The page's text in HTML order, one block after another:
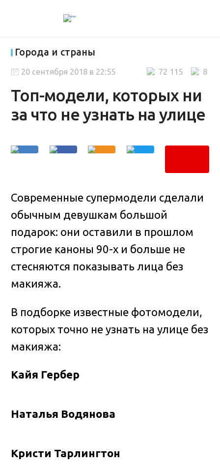
Города и страны
Топ-модели, которых ни
за что не узнать на улице
8
72 115
20 сентября 2018 в 22:55
Современные супермодели сделали
обычным девушкам большой
подарок: они оставили в прошлом
строгие каноны 90-х и больше не
стесняются показывать лица без
макияжа.
В подборке известные фотомодели,
которых точно не узнать на улице без
макияжа:
Кайя Гербер
Наталья Водянова
Кристи Тарлингтон